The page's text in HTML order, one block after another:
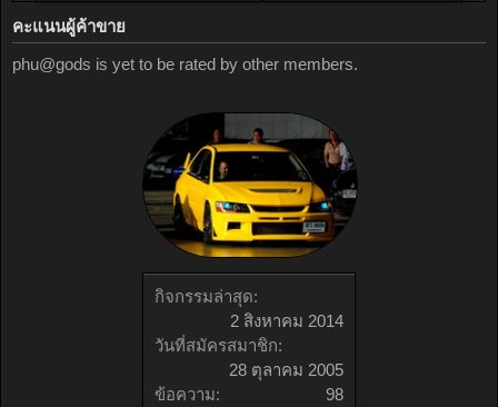
กิจกรรมล่าสุด:
2 สิงหาคม 2014
วันที่สมัครสมาชิก:
28 ตุลาคม 2005
ข้อความ:
98
คะแนนผู้ค้าขาย
phu@gods is yet to be rated by other members.